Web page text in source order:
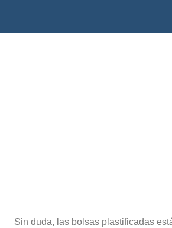
Sin duda, las bolsas plastificadas